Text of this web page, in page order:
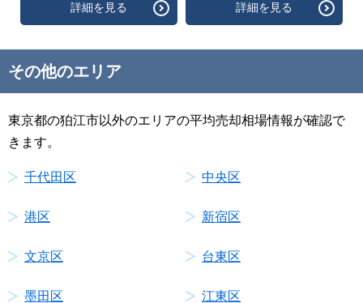
詳細を見る 詳細を見る
その他のエリア
東京都の狛江市以外のエリアの平均売却相場情報が確認で
きます。
千代田区 中央区
港区 新宿区
文京区 台東区
墨田区 江東区